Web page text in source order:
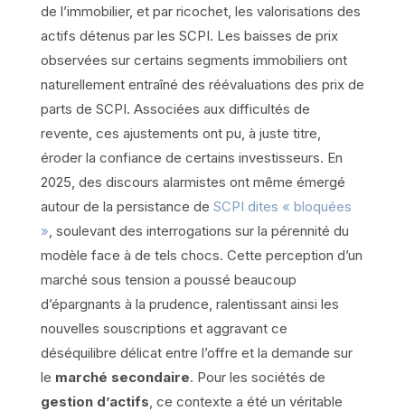
de l’immobilier, et par ricochet, les valorisations des
actifs détenus par les SCPI. Les baisses de prix
observées sur certains segments immobiliers ont
naturellement entraîné des réévaluations des prix de
parts de SCPI. Associées aux difficultés de
revente, ces ajustements ont pu, à juste titre,
éroder la confiance de certains investisseurs. En
2025, des discours alarmistes ont même émergé
autour de la persistance de SCPI dites « bloquées
» , soulevant des interrogations sur la pérennité du
modèle face à de tels chocs. Cette perception d’un
marché sous tension a poussé beaucoup
d’épargnants à la prudence, ralentissant ainsi les
nouvelles souscriptions et aggravant ce
déséquilibre délicat entre l’offre et la demande sur
le marché secondaire. Pour les sociétés de
gestion d’actifs , ce contexte a été un véritable